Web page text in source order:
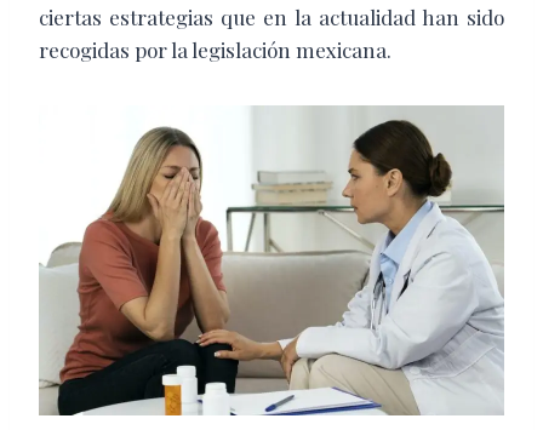
ciertas estrategias que en la actualidad han sido
recogidas por la legislación mexicana.